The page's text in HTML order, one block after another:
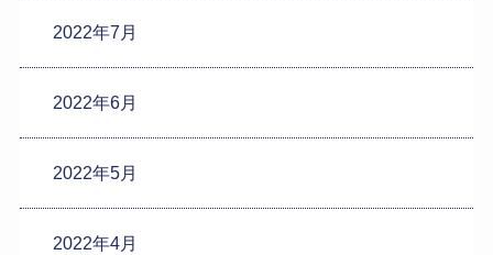
2022年7月
2022年6月
2022年5月
2022年4月